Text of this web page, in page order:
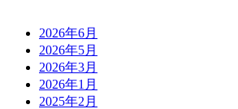
2026年6月
2026年5月
2026年3月
2026年1月
2025年2月